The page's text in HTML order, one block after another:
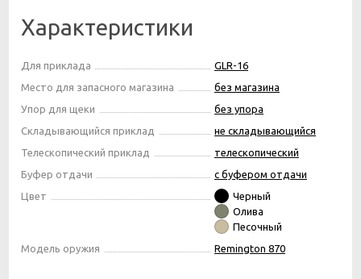
Характеристики
Для приклада
GLR-16
Место для запасного магазина
без магазина
Упор для щеки
без упора
Складывающийся приклад
не складывающийся
Телескопический приклад
телескопический
Буфер отдачи
с буфером отдачи
Цвет
Черный
Олива
Песочный
Модель оружия
Remington 870